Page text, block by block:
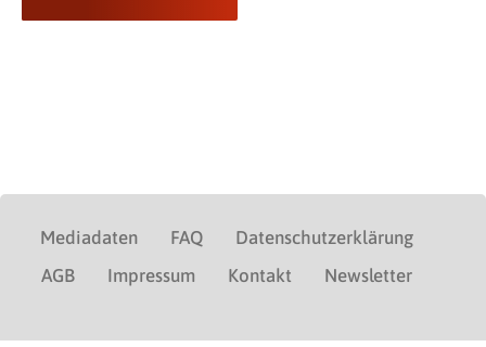
Mediadaten FAQ
Datenschutzerklärung
AGB
Impressum Kontakt Newsletter